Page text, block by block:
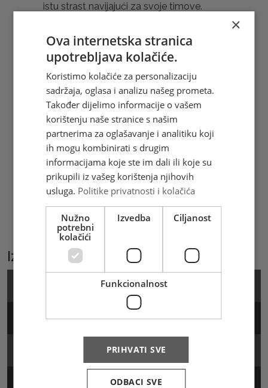
istu strast navijajući za svoje timove.
Sjeverna Amerika 2026. prvo je svjetsko
prvenstvo koje organiziraju tri zemlje:
Kanada, Meksiko i SAD-e. Svečanost
otvaranja održat će se 11. lipnja na
stadionu Azteca u glavnom meksičkom
gradu Ciudad de Mexicu. Finale će se
igrati 19. srpnja na stadionu MetLife u
New Yorku. (Željka Šaravanja)
Hrvatska pošta d.o.o. Mostar tiskala je 2
prigodne poštanske marke u arku od 8
maraka + 2 vinjete, žig i omotnicu prvoga
mogu se kupiti u poštanskim uredima HP
Mostar i online na
Izaberite podkategoriju
×
Ova internetska stranica
upotrebljava kolačiće.
Koristimo kolačiće za personalizaciju
sadržaja, oglasa i analizu našeg prometa.
Također dijelimo informacije o vašem
korištenju naše stranice s našim
partnerima za oglašavanje i analitiku koji
ih mogu kombinirati s drugim
informacijama koje ste im dali ili koje su
prikupili iz vašeg korištenja njihovih
usluga. Politike privatnosti i kolačića
Nužno
potrebni
kolačići
Izvedba Ciljanost
Funkcionalnost
PRIHVATI SVE
ODBACI SVE